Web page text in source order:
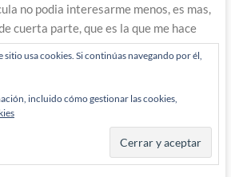
no podia interesarme menos, es mas,
cuerta parte, que es la que me hace
parado e que estas hablando bien de
Lo repito: HABLAR BIEN DE
sitio usa cookies. Si continúas navegando por él,
incluido cómo gestionar las cookies,